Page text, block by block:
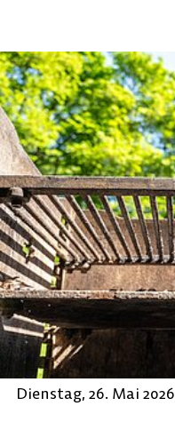
Dienstag, 26. Mai 2026